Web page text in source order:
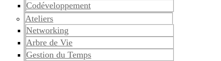
Codéveloppement
Ateliers
Networking
Arbre de Vie
Gestion du Temps